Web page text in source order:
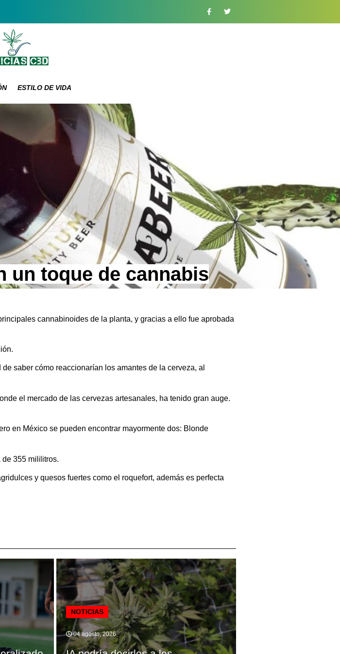
ESTILO DE VIDA
un toque de cannabis
cannabinoides de la planta, y gracias a ello fue aprobada
saber cómo reaccionarían los amantes de la cerveza, al
el mercado de las cervezas artesanales, ha tenido gran auge.
en México se pueden encontrar mayormente dos: Blonde
355 mililitros.
y quesos fuertes como el roquefort, además es perfecta
NOTICIAS
04 agosto, 2026